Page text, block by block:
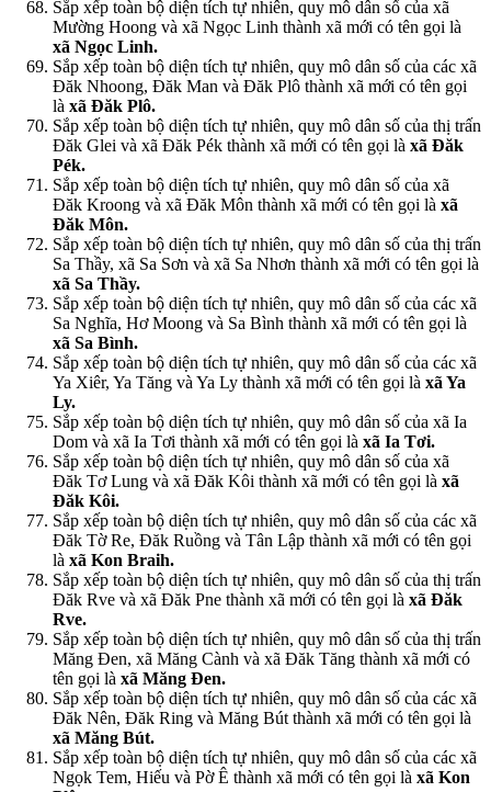
Sắp xếp toàn bộ diện tích tự nhiên, quy mô dân số của xã
Mường Hoong và xã Ngọc Linh thành xã mới có tên gọi là
xã Ngọc Linh.
Sắp xếp toàn bộ diện tích tự nhiên, quy mô dân số của các xã
Đăk Nhoong, Đăk Man và Đăk Plô thành xã mới có tên gọi
là xã Đăk Plô.
Sắp xếp toàn bộ diện tích tự nhiên, quy mô dân số của thị trấn
Đăk Glei và xã Đăk Pék thành xã mới có tên gọi là xã Đăk
Pék.
Sắp xếp toàn bộ diện tích tự nhiên, quy mô dân số của xã
Đăk Kroong và xã Đăk Môn thành xã mới có tên gọi là xã
Đăk Môn.
Sắp xếp toàn bộ diện tích tự nhiên, quy mô dân số của thị trấn
Sa Thầy, xã Sa Sơn và xã Sa Nhơn thành xã mới có tên gọi là
xã Sa Thầy.
Sắp xếp toàn bộ diện tích tự nhiên, quy mô dân số của các xã
Sa Nghĩa, Hơ Moong và Sa Bình thành xã mới có tên gọi là
xã Sa Bình.
Sắp xếp toàn bộ diện tích tự nhiên, quy mô dân số của các xã
Ya Xiêr, Ya Tăng và Ya Ly thành xã mới có tên gọi là xã Ya
Ly.
Sắp xếp toàn bộ diện tích tự nhiên, quy mô dân số của xã Ia
Dom và xã Ia Tơi thành xã mới có tên gọi là xã Ia Tơi.
Sắp xếp toàn bộ diện tích tự nhiên, quy mô dân số của xã
Đăk Tơ Lung và xã Đăk Kôi thành xã mới có tên gọi là xã
Đăk Kôi.
Sắp xếp toàn bộ diện tích tự nhiên, quy mô dân số của các xã
Đăk Tờ Re, Đăk Ruồng và Tân Lập thành xã mới có tên gọi
là xã Kon Braih.
Sắp xếp toàn bộ diện tích tự nhiên, quy mô dân số của thị trấn
Đăk Rve và xã Đăk Pne thành xã mới có tên gọi là xã Đăk
Rve.
Sắp xếp toàn bộ diện tích tự nhiên, quy mô dân số của thị trấn
Măng Đen, xã Măng Cành và xã Đăk Tăng thành xã mới có
tên gọi là xã Măng Đen.
Sắp xếp toàn bộ diện tích tự nhiên, quy mô dân số của các xã
Đăk Nên, Đăk Ring và Măng Bút thành xã mới có tên gọi là
xã Măng Bút.
Sắp xếp toàn bộ diện tích tự nhiên, quy mô dân số của các xã
Ngọk Tem, Hiếu và Pờ Ê thành xã mới có tên gọi là xã Kon